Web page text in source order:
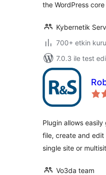
the WordPress
Kybernetik
700+ etkin
7.0.3 ile test
Plugin allows
filе, create and
single site or
Vo3da team